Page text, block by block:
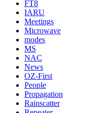
FT8
IARU
Meetings
Microwave
modes
MS
NAC
News
OZ-First
People
Propagation
Rainscatter